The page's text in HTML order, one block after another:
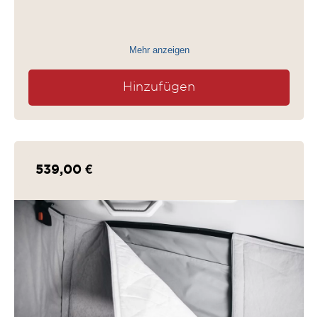
Mehr anzeigen
Hinzufügen
539,00 €